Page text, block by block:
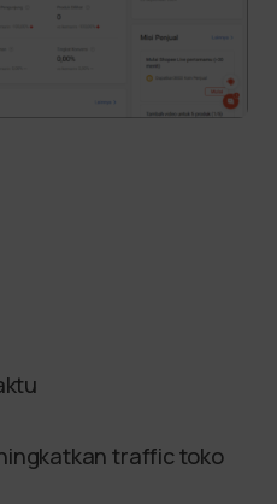
traffic toko